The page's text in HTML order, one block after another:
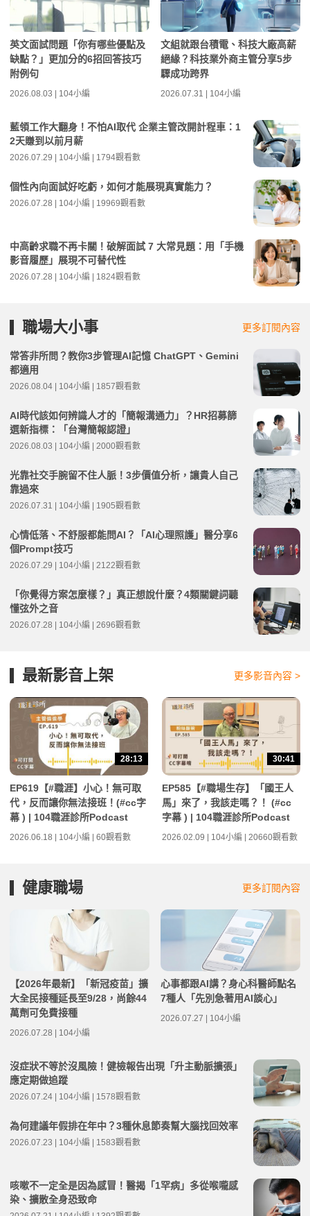
英文面試問題「你有哪些優點及
缺點？」更加分的6招回答技巧
附例句
2026.08.03 | 104小編
文組就跟台積電、科技大廠高薪
絕緣？科技業外商主管分享5步
驟成功跨界
2026.07.31 | 104小編
藍領工作大翻身！不怕AI取代 企業主管改開計程車：1
2天賺到以前月薪
2026.07.29 | 104小編 | 1794觀看數
個性內向面試好吃虧，如何才能展現真實能力？
2026.07.28 | 104小編 | 19969觀看數
中高齡求職不再卡關！破解面試 7 大常見題：用「手機
影音履歷」展現不可替代性
2026.07.28 | 104小編 | 1824觀看數
職場大小事 更多訂閱內容
常答非所問？教你3步管理AI記憶 ChatGPT、Gemini
都適用
2026.08.04 | 104小編 | 1857觀看數
AI時代該如何辨識人才的「簡報溝通力」？HR招募篩
選新指標：「台灣簡報認證」
2026.08.03 | 104小編 | 2000觀看數
光靠社交手腕留不住人脈！3步價值分析，讓貴人自己
靠過來
2026.07.31 | 104小編 | 1905觀看數
心情低落、不舒服都能問AI？「AI心理照護」醫分享6
個Prompt技巧
2026.07.29 | 104小編 | 2122觀看數
「你覺得方案怎麼樣？」真正想說什麼？4類關鍵詞聽
懂弦外之音
2026.07.28 | 104小編 | 2696觀看數
最新影音上架 更多影音內容 >
28:13
EP619【#職涯】小心！無可取
代，反而讓你無法接班！(#cc字
幕 ) | 104職涯診所Podcast
2026.06.18 | 104小編 | 60觀看數
30:41
EP585【#職場生存】「國王人
馬」來了，我該走嗎？！ (#cc
字幕 ) | 104職涯診所Podcast
2026.02.09 | 104小編 | 20660觀看數
健康職場 更多訂閱內容
【2026年最新】「新冠疫苗」擴
大全民接種延長至9/28，尚餘44
萬劑可免費接種
2026.07.28 | 104小編
心事都跟AI講？身心科醫師點名
7種人「先別急著用AI談心」
2026.07.27 | 104小編
沒症狀不等於沒風險！健檢報告出現「升主動脈擴張」
應定期做追蹤
2026.07.24 | 104小編 | 1578觀看數
為何建議年假排在年中？3種休息節奏幫大腦找回效率
2026.07.23 | 104小編 | 1583觀看數
咳嗽不一定全是因為感冒！醫揭「1罕病」多從喉嚨感
染、擴散全身恐致命